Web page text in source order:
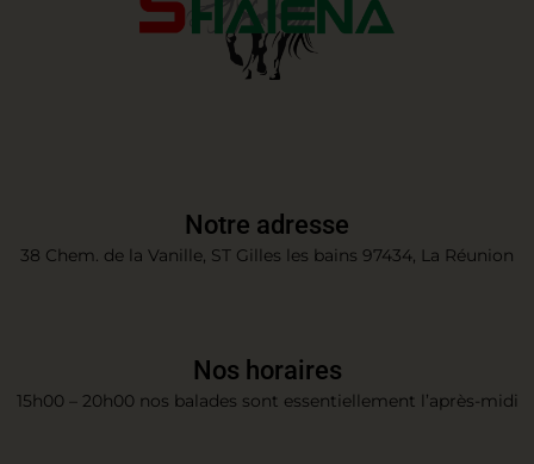
Notre adresse
38 Chem. de la Vanille, ST Gilles les bains 97434, La Réunion
Nos horaires
15h00 – 20h00 nos balades sont essentiellement l’après-midi